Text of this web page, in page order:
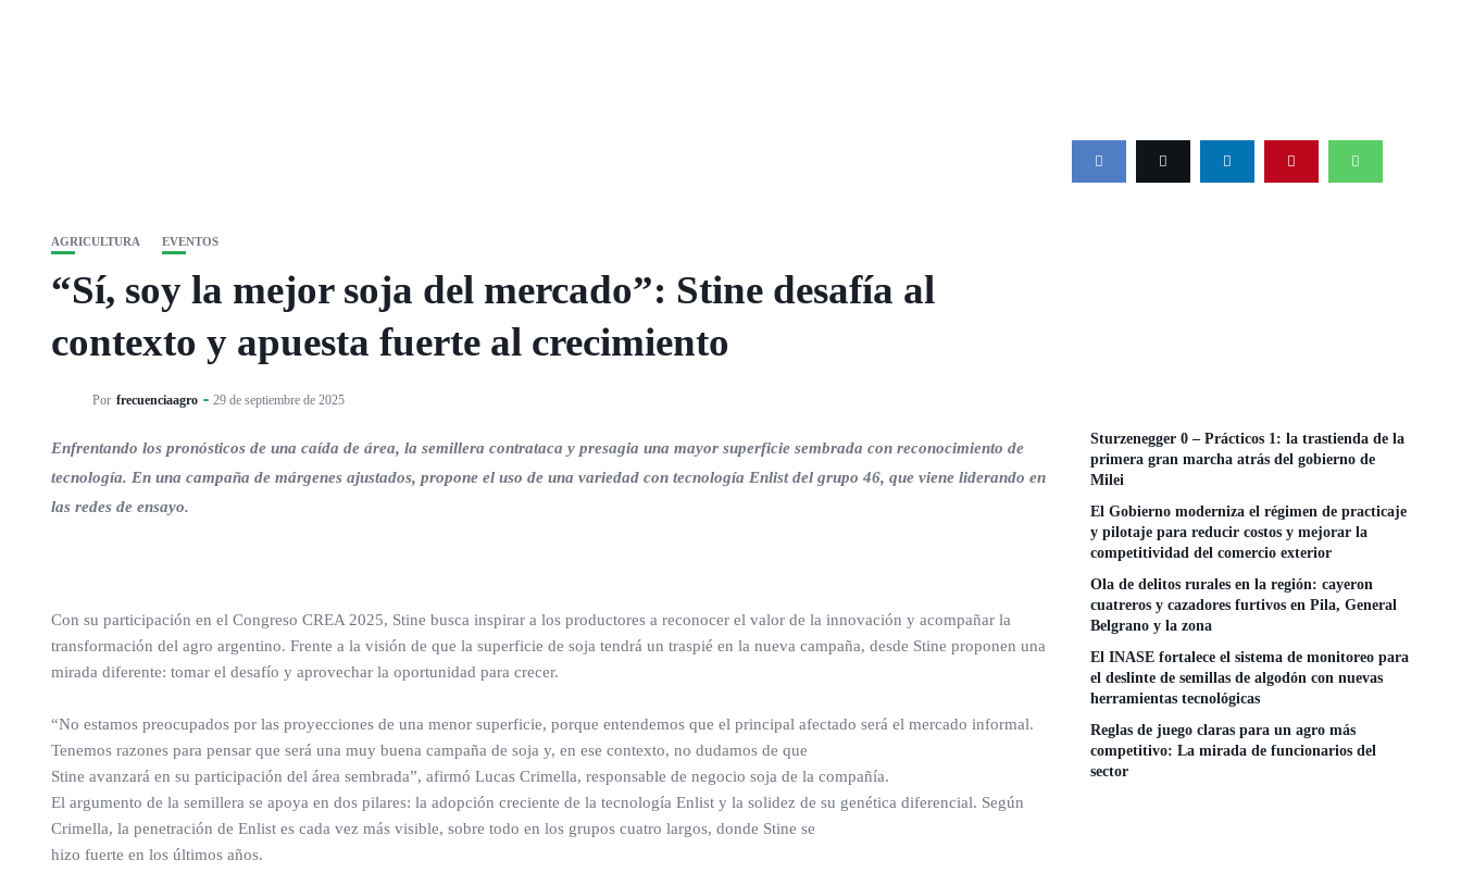
AGRICULTURA EVENTOS
“Sí, soy la mejor soja del mercado”: Stine desafía al
contexto y apuesta fuerte al crecimiento
Por frecuenciaagro 29 de septiembre de 2025
Enfrentando los pronósticos de una caída de área, la semillera contrataca y presagia una mayor superficie sembrada con reconocimiento de
tecnología. En una campaña de márgenes ajustados, propone el uso de una variedad con tecnología Enlist del grupo 46, que viene liderando en
las redes de ensayo.
Con su participación en el Congreso CREA 2025, Stine busca inspirar a los productores a reconocer el valor de la innovación y acompañar la
transformación del agro argentino. Frente a la visión de que la superficie de soja tendrá un traspié en la nueva campaña, desde Stine proponen una
mirada diferente: tomar el desafío y aprovechar la oportunidad para crecer.
“No estamos preocupados por las proyecciones de una menor superficie, porque entendemos que el principal afectado será el mercado informal.
Tenemos razones para pensar que será una muy buena campaña de soja y, en ese contexto, no dudamos de que
Stine avanzará en su participación del área sembrada”, afirmó Lucas Crimella, responsable de negocio soja de la compañía.
El argumento de la semillera se apoya en dos pilares: la adopción creciente de la tecnología Enlist y la solidez de su genética diferencial. Según
Crimella, la penetración de Enlist es cada vez más visible, sobre todo en los grupos cuatro largos, donde Stine se
hizo fuerte en los últimos años.
Sturzenegger 0 – Prácticos 1: la trastienda de la
primera gran marcha atrás del gobierno de
Milei
El Gobierno moderniza el régimen de practicaje
y pilotaje para reducir costos y mejorar la
competitividad del comercio exterior
Ola de delitos rurales en la región: cayeron
cuatreros y cazadores furtivos en Pila, General
Belgrano y la zona
El INASE fortalece el sistema de monitoreo para
el deslinte de semillas de algodón con nuevas
herramientas tecnológicas
Reglas de juego claras para un agro más
competitivo: La mirada de funcionarios del
sector